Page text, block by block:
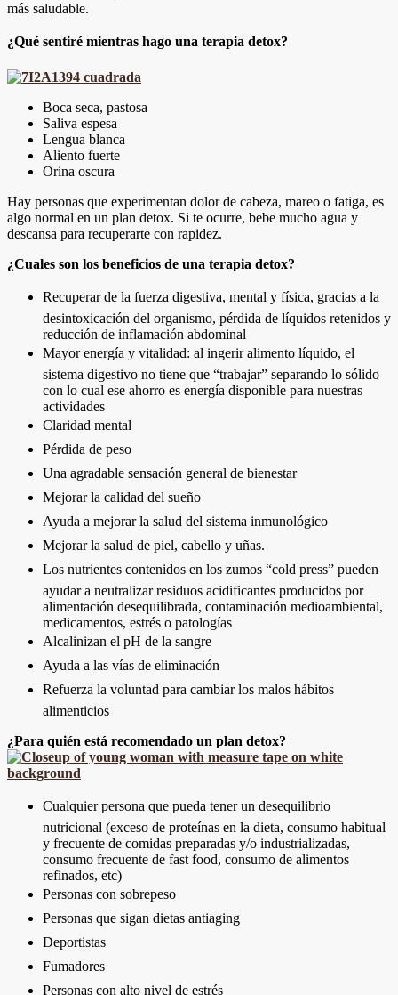
más saludable.
¿Qué sentiré mientras hago una terapia detox?
Boca seca, pastosa
Saliva espesa
Lengua blanca
Aliento fuerte
Orina oscura
Hay personas que experimentan dolor de cabeza, mareo o fatiga, es
algo normal en un plan detox. Si te ocurre, bebe mucho agua y
descansa para recuperarte con rapidez.
¿Cuales son los beneficios de una terapia detox?
Recuperar de la fuerza digestiva, mental y física, gracias a la
desintoxicación del organismo, pérdida de líquidos retenidos y
reducción de inflamación abdominal
Mayor energía y vitalidad: al ingerir alimento líquido, el
sistema digestivo no tiene que “trabajar” separando lo sólido
con lo cual ese ahorro es energía disponible para nuestras
actividades
Claridad mental
Pérdida de peso
Una agradable sensación general de bienestar
Mejorar la calidad del sueño
Ayuda a mejorar la salud del sistema inmunológico
Mejorar la salud de piel, cabello y uñas.
Los nutrientes contenidos en los zumos “cold press” pueden
ayudar a neutralizar residuos acidificantes producidos por
alimentación desequilibrada, contaminación medioambiental,
medicamentos, estrés o patologías
Alcalinizan el pH de la sangre
Ayuda a las vías de eliminación
Refuerza la voluntad para cambiar los malos hábitos
alimenticios
¿Para quién está recomendado un plan detox?
Cualquier persona que pueda tener un desequilibrio
nutricional (exceso de proteínas en la dieta, consumo habitual
y frecuente de comidas preparadas y/o industrializadas,
consumo frecuente de fast food, consumo de alimentos
refinados, etc)
Personas con sobrepeso
Personas que sigan dietas antiaging
Deportistas
Fumadores
Personas con alto nivel de estrés